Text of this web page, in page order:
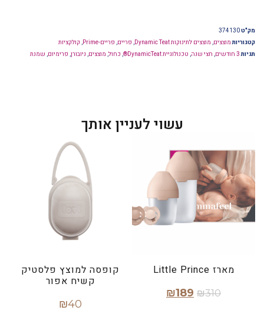
מק"ט374130
קטגוריות מוצצים, מוצצים לתינוקות Dynamic Teat , פריים, פריים-Prime , קולקציות
תגיות 3 חודשים , חצי שנה, טכנולוגיית DynamicTeat® , כחול, מוצצים, ניובורן, פרימיום, שמנת
עשוי לעניין אותך
מארז Little Prince
₪310
₪189
קופסה למוצץ פלסטיק
קשיח אפור
₪40